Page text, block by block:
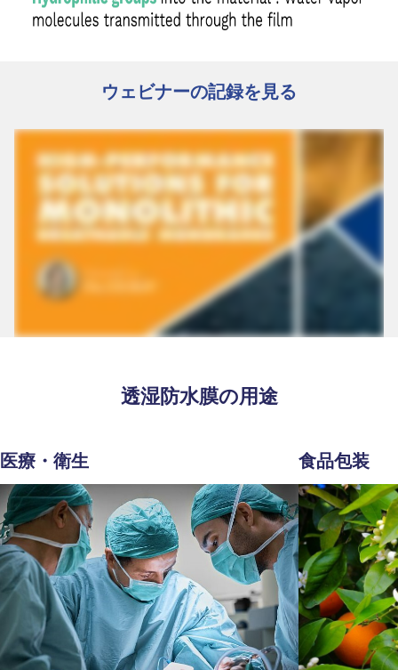
ウェビナーの記録を見る
透湿防水膜の用途
医療・衛生 食品包装